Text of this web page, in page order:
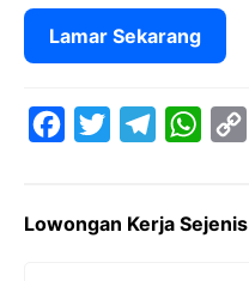
Lamar Sekarang
e
t
e
W
t
y
Lowongan Kerja Sejenis